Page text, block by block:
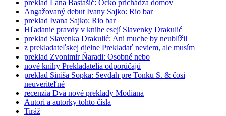
preklad Lana Bastašić: Ocko prichádza domov
Angažovaný debut Ivany Sajko: Rio bar
preklad Ivana Sajko: Rio bar
Hľadanie pravdy v knihe esejí Slavenky Drakulić
preklad Slavenka Drakulić: Ani muche by neublížil
z prekladateľskej dielne Prekladať neviem, ale musím
preklad Zvonimir Ňaradi: Osobné nebo
nové knihy Prekladatelia odporúčajú
preklad Siniša Sopka: Sevdah pre Tonku S. & čosi
neuveriteľné
recenzia Dva nové preklady Modiana
Autori a autorky tohto čísla
Tiráž